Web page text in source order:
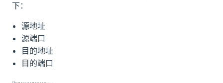
下：
源地址
源端口
目的地址
目的端口